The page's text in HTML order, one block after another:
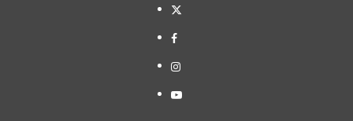
TWITTER
FACEBOOK
INSTAGRAM
YOUTUBE